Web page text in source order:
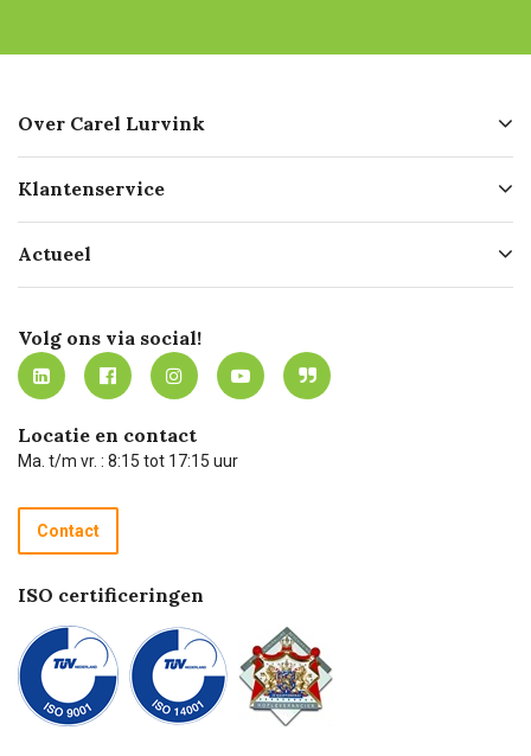
Over Carel Lurvink
Geschiedenis
Missie
Certificering
Werken bij Carel Lurvink
MVO
Klantenservice
Bezorgen
Mijn Carel Lurvink
Mijn Carel Lurvink instructievideo's
Carel Lurvink App
Hulp op afstand
Technische dienst
Recycle programma
Betalen
Actueel
Innovation LAB
Tevreden klanten
Carel Lurvink Blog
Carel de podcast
Volg ons via social!
Locatie en contact
Ma. t/m vr. : 8:15 tot 17:15 uur
Contact
ISO certificeringen